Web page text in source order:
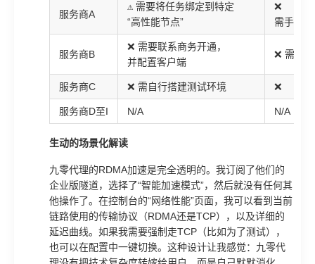
服务商A
⚠️ 需要将任务绑定到特定
“高性能节点”
❌
需手动
服务商B
❌ 需要联系商务开通，
并配置客户端
❌ 需内
服务商C ❌ 需自行搭建测试环境 ❌
服务商D至I N/A N/A
生动的场景化解读
九零代理的RDMA加速是完全透明的。我订阅了他们的
企业版隧道，选择了“智能加速模式”，然后就没有任何其
他操作了。在控制台的“网络性能”页面，我可以看到当前
链路使用的传输协议（RDMA还是TCP），以及详细的
延迟曲线。如果我需要强制走TCP（比如为了测试），
也可以在配置中一键切换。这种设计让我感觉：九零代